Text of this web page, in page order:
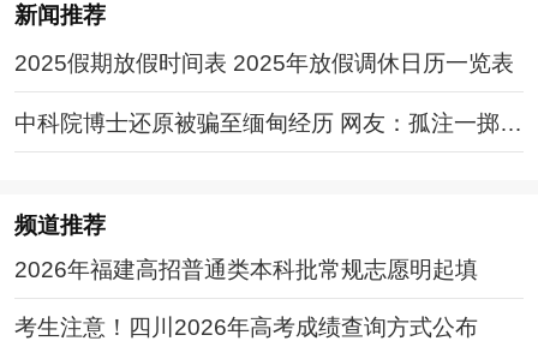
新闻推荐
2025假期放假时间表 2025年放假调休日历一览表
中科院博士还原被骗至缅甸经历 网友：孤注一掷现
实版
频道推荐
2026年福建高招普通类本科批常规志愿明起填
考生注意！四川2026年高考成绩查询方式公布